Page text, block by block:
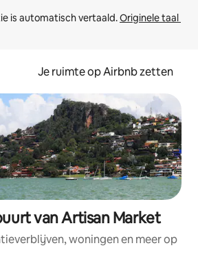
is automatisch vertaald. Originele taal
Je ruimte op Airbnb zetten
van Artisan Market
woningen en meer op